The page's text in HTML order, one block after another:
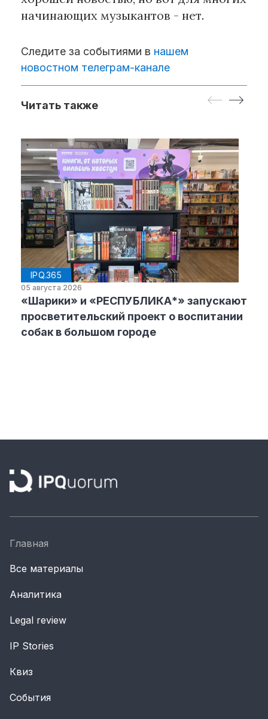
начинающих музыкантов - нет.
Следите за событиями в нашем
новостном телеграм-канале
Читать также
IPQ.365
05 августа 2026
«Шарики» и «РЕСПУБЛИКА*» запускают
просветительский проект о воспитании
собак в большом городе
Главная
Все материалы
Аналитика
Legal review
IP Stories
Квиз
События